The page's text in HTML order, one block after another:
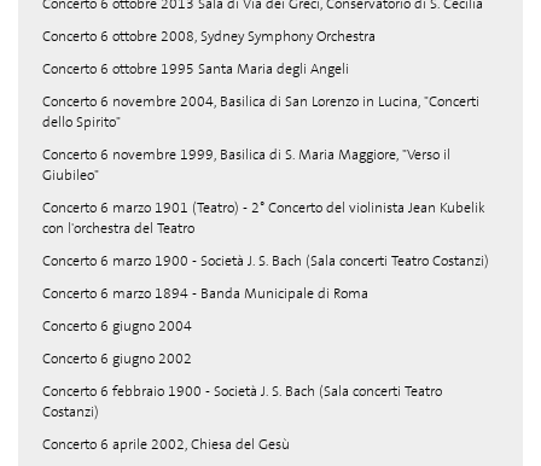
Concerto 6 ottobre 2008, Sydney Symphony Orchestra
Concerto 6 ottobre 1995 Santa Maria degli Angeli
Concerto 6 novembre 2004, Basilica di San Lorenzo in Lucina, "Concerti
dello Spirito"
Concerto 6 novembre 1999, Basilica di S. Maria Maggiore, "Verso il
Giubileo"
Concerto 6 marzo 1901 (Teatro) - 2° Concerto del violinista Jean Kubelik
con l'orchestra del Teatro
Concerto 6 marzo 1900 - Società J. S. Bach (Sala concerti Teatro Costanzi)
Concerto 6 marzo 1894 - Banda Municipale di Roma
Concerto 6 giugno 2004
Concerto 6 giugno 2002
Concerto 6 febbraio 1900 - Società J. S. Bach (Sala concerti Teatro
Costanzi)
Concerto 6 aprile 2002, Chiesa del Gesù